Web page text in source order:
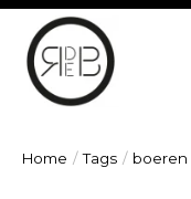
Home / Tags / boeren